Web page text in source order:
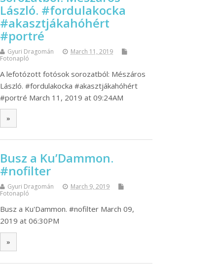
László. #fordulakocka
#akasztjákahóhért
#portré
Gyuri Dragomán
March 11, 2019
Fotonapló
A lefotózott fotósok sorozatból: Mészáros
László. #fordulakocka #akasztjákahóhért
#portré March 11, 2019 at 09:24AM
»
Busz a Ku’Dammon.
#nofilter
Gyuri Dragomán
March 9, 2019
Fotonapló
Busz a Ku'Dammon. #nofilter March 09,
2019 at 06:30PM
»